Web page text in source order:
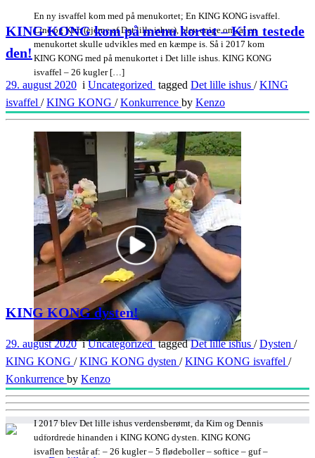
En ny isvaffel kom med på menukortet; En KING KONG isvaffel.
Line og Kim (ejerne af Det lille ishus), blev enige om, at en
menukortet skulle udvikles med en kæmpe is. Så i 2017 kom
KING KONG med på menukortet i Det lille ishus. KING KONG
isvaffel – 26 kugler […]
KING KONG kom på menu kortet – Kim testede
den!
29. august 2020 i Uncategorized tagged Det lille ishus /KING
isvaffel /KING KONG /Konkurrence by Kenzo
I 2017 blev Det lille ishus verdensberømt, da Kim og Dennis
udfordrede hinanden i KING KONG dysten. KING KONG
isvaflen består af: – 26 kugler – 5 flødeboller – softice – guf –
KING KONG dysten!
29. august 2020iUncategorizedtaggedDet lille ishus /Dysten /
KING KONG /KING KONG dysten /KING KONG isvaffel /
Konkurrence by Kenzo